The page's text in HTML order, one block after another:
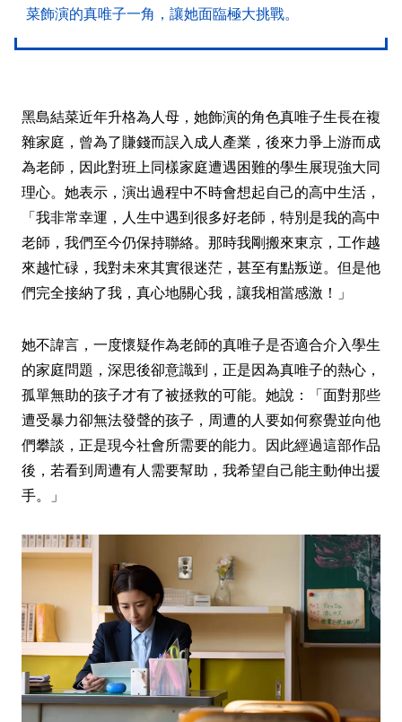
菜飾演的真唯子一角，讓她面臨極大挑戰。
黑島結菜近年升格為人母，她飾演的角色真唯子生長在複
雜家庭，曾為了賺錢而誤入成人產業，後來力爭上游而成
為老師，因此對班上同樣家庭遭遇困難的學生展現強大同
理心。她表示，演出過程中不時會想起自己的高中生活，
「我非常幸運，人生中遇到很多好老師，特別是我的高中
老師，我們至今仍保持聯絡。那時我剛搬來東京，工作越
來越忙碌，我對未來其實很迷茫，甚至有點叛逆。但是他
們完全接納了我，真心地關心我，讓我相當感激！」
她不諱言，一度懷疑作為老師的真唯子是否適合介入學生
的家庭問題，深思後卻意識到，正是因為真唯子的熱心，
孤單無助的孩子才有了被拯救的可能。她說：「面對那些
遭受暴力卻無法發聲的孩子，周遭的人要如何察覺並向他
們攀談，正是現今社會所需要的能力。因此經過這部作品
後，若看到周遭有人需要幫助，我希望自己能主動伸出援
手。」